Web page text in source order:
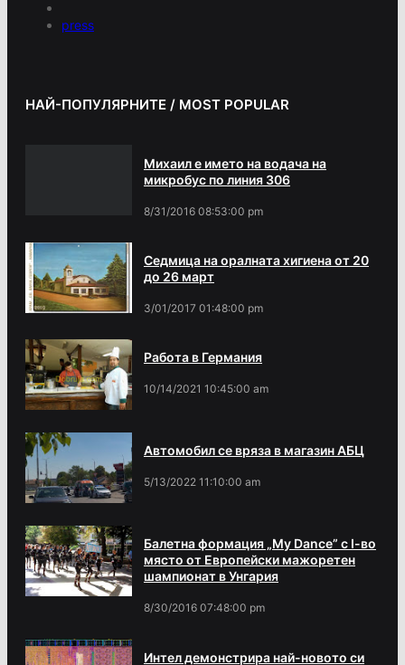
press
НАЙ-ПОПУЛЯРНИТЕ / MOST POPULAR
Михаил е името на водача на
микробус по линия 306
8/31/2016 08:53:00 pm
Седмица на оралната хигиена от 20
до 26 март
3/01/2017 01:48:00 pm
Работа в Германия
10/14/2021 10:45:00 am
Автомобил се вряза в магазин АБЦ
5/13/2022 11:10:00 am
Балетна формация „My Dance” с І-во
място от Европейски мажоретен
шампионат в Унгария
8/30/2016 07:48:00 pm
Интел демонстрира най-новото си